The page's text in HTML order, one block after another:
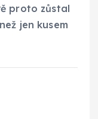
proto zůstal
jen kusem